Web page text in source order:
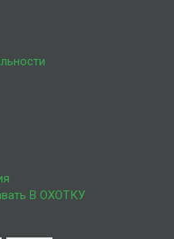
В ОХОТКУ